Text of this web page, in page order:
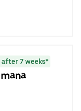
7 weeks*